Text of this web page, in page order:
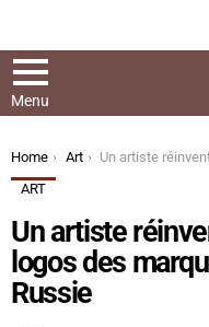
Menu
You are here:
Home Art
Un artiste réinvente les slogans des logos des marques boycottant
ART
Un artiste
logos des
Russie